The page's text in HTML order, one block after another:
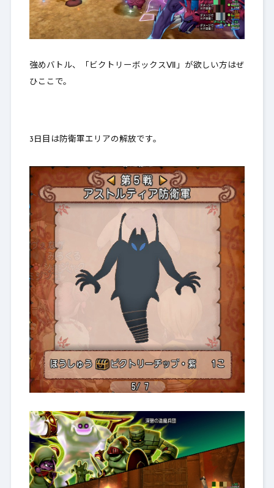
強めバトル、「ビクトリーボックスⅦ」が欲しい方はぜ
ひここで。
3日目は防衛軍エリアの解放です。